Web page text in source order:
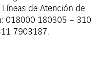
de Atención de
018000 180305 – 310
7903187.